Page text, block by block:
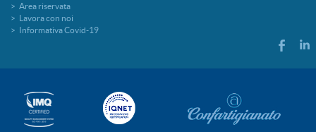
Area riservata
Lavora con noi
Informativa Covid-19